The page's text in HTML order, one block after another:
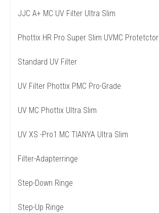
JJC A+ MC UV Filter Ultra Slim
Phottix HR Pro Super Slim UVMC Protetctor
Standard UV Filter
UV Filter Phottix PMC Pro-Grade
UV MC Phottix Ultra Slim
UV XS -Pro1 MC TIANYA Ultra Slim
Filter-Adapterringe
Step-Down Ringe
Step-Up Ringe